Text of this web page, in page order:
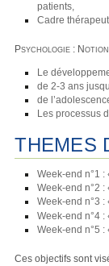
patients,
Cadre
Psychologie :
Le
de 2-3 ans
de
Les processus
THEMES
Week-end n°1 :
Week-end n°2 :
Week-end n°3 :
Week-end n°4 :
Week-end n°5 :
Ces objectifs sont